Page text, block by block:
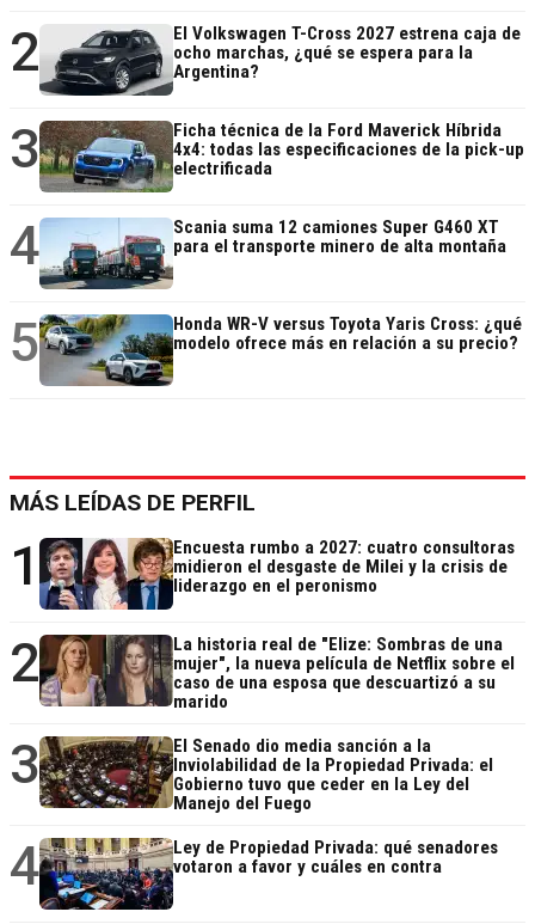
2
El Volkswagen T-Cross 2027 estrena caja de
ocho marchas, ¿qué se espera para la
Argentina?
3
Ficha técnica de la Ford Maverick Híbrida
4x4: todas las especificaciones de la pick-up
electrificada
4
Scania suma 12 camiones Super G460 XT
para el transporte minero de alta montaña
5
Honda WR-V versus Toyota Yaris Cross: ¿qué
modelo ofrece más en relación a su precio?
MÁS LEÍDAS DE PERFIL
1
Encuesta rumbo a 2027: cuatro consultoras
midieron el desgaste de Milei y la crisis de
liderazgo en el peronismo
2
La historia real de "Elize: Sombras de una
mujer", la nueva película de Netflix sobre el
caso de una esposa que descuartizó a su
marido
3
El Senado dio media sanción a la
Inviolabilidad de la Propiedad Privada: el
Gobierno tuvo que ceder en la Ley del
Manejo del Fuego
4
Ley de Propiedad Privada: qué senadores
votaron a favor y cuáles en contra